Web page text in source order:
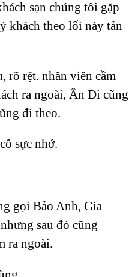
sạn chúng tôi gặp
khách theo lối này tản
rõ rệt. nhân viên cầm
ra ngoài, Ân Di cũng
đi theo.
sực nhớ.
gọi Bảo Anh, Gia
sau đó cũng
ra ngoài.